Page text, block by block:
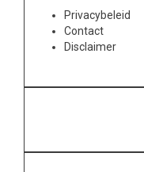
Privacybeleid
Contact
Disclaimer